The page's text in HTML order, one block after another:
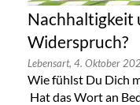
Nachhaltigkeit
Widerspruch?
Lebensart, 4. Oktober
Wie fühlst Du Dich
Hat das Wort an